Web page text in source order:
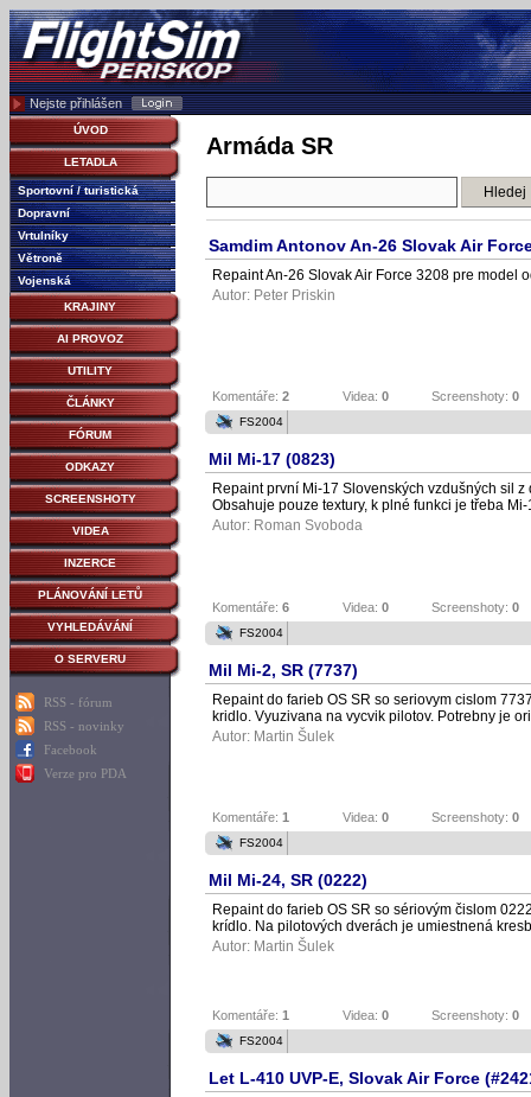
Nejste přihlášen
ÚVOD
LETADLA
Sportovní / turistická
Dopravní
Vrtulníky
Větroně
Vojenská
KRAJINY
AI PROVOZ
UTILITY
ČLÁNKY
FÓRUM
ODKAZY
SCREENSHOTY
VIDEA
INZERCE
PLÁNOVÁNÍ LETŮ
VYHLEDÁVÁNÍ
O SERVERU
RSS - fórum
RSS - novinky
Facebook
Verze pro PDA
Armáda SR
Samdim Antonov An-26 Slovak Air
Repaint An-26 Slovak Air Force 3208 pre model
Autor: Peter Priskin
Komentáře: 2 Videa: 0 Screenshoty: 0
FS2004
Mil Mi-17 (0823)
Repaint první Mi-17 Slovenských vzdušných sil
Obsahuje pouze textury, k plné funkci je třeba
Autor: Roman Svoboda
Komentáře: 6 Videa: 0 Screenshoty: 0
FS2004
Mil Mi-2, SR (7737)
Repaint do farieb OS SR so seriovym cislom
kridlo. Vyuzivana na vycvik pilotov. Potrebny je
Autor: Martin Šulek
Komentáře: 1 Videa: 0 Screenshoty: 0
FS2004
Mil Mi-24, SR (0222)
Repaint do farieb OS SR so sériovým čislom
krídlo. Na pilotových dverách je umiestnená
Autor: Martin Šulek
Komentáře: 1 Videa: 0 Screenshoty: 0
FS2004
Let L-410 UVP-E, Slovak Air Force